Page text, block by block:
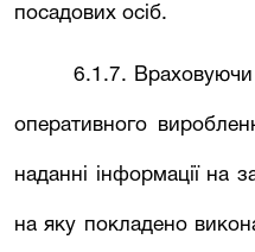
посадових осіб.
6.1.7. Враховуючи
оперативного
наданні інформації на
на яку покладено